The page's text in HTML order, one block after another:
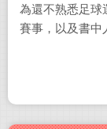
為還不熟悉足球
賽事，以及書中